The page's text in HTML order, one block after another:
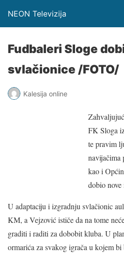
NEON Televizija
Fudbaleri Sloge
svlačionice /FOTO/
Kalesija online
FK Sloga
te pravim
navijačima
kao i
dobio nove
U adaptaciju i izgradnju svlačionic
KM, a Vejzović ističe da na tome
graditi i raditi za dobobit kluba. U
ormarića za svakog igrača u kojem bi